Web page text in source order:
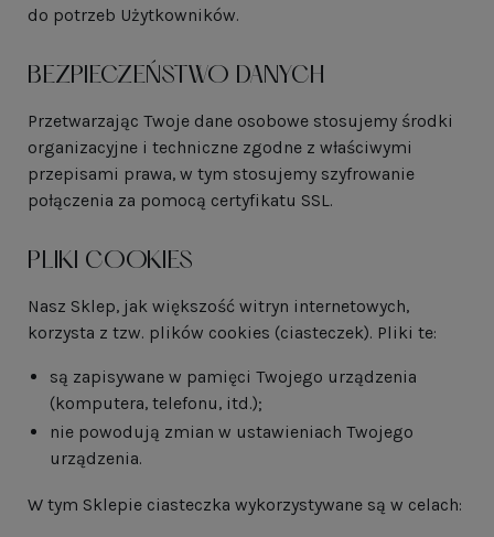
do potrzeb Użytkowników.
BEZPIECZEŃSTWO DANYCH
Przetwarzając Twoje dane osobowe stosujemy środki
organizacyjne i techniczne zgodne z właściwymi
przepisami prawa, w tym stosujemy szyfrowanie
połączenia za pomocą certyfikatu SSL.
PLIKI COOKIES
Nasz Sklep, jak większość witryn internetowych,
korzysta z tzw. plików cookies (ciasteczek). Pliki te:
są zapisywane w pamięci Twojego urządzenia
(komputera, telefonu, itd.);
nie powodują zmian w ustawieniach Twojego
urządzenia.
W tym Sklepie ciasteczka wykorzystywane są w celach: